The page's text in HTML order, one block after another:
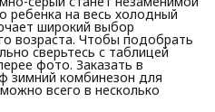
ребенка на весь холодный
широкий выбор
возраста. Чтобы подобрать
сверьтесь с таблицей
фото. Заказать в
зимний комбинезон для
всего в несколько